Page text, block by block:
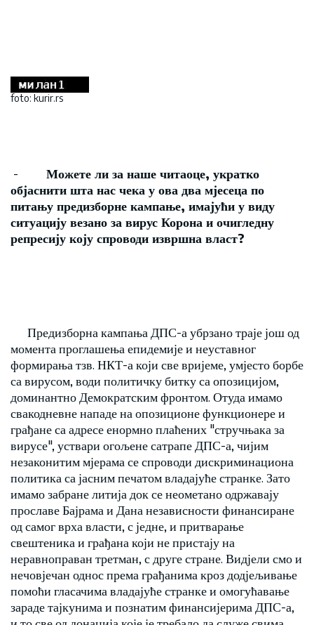
foto: kurir.rs
- Можете ли за наше читаоце, укратко
објаснити шта нас чека у ова два мјесеца по
питању предизборне кампање, имајући у виду
ситуацију везано за вирус Корона и очигледну
репресију коју спроводи извршна власт?
Предизборна кампања ДПС-а убрзано траје још од
момента проглашења епидемије и неуставног
формирања тзв. НКТ-а који све вријеме, умјесто борбе
са вирусом, води политичку битку са опозицијом,
доминантно Демократским фронтом. Отуда имамо
свакодневне нападе на опозиционе функционере и
грађане са адресе енормно плаћених "стручњака за
вирусе", уствари огољене сатрапе ДПС-а, чијим
незаконитим мјерама се спроводи дискриминациона
политика са јасним печатом владајуће странке. Зато
имамо забране литија док се неометано одржавају
прославе Бајрама и Дана независности финансиране
од самог врха власти, с једне, и притварање
свештеника и грађана који не пристају на
неравноправан третман, с друге стране. Видјели смо и
нечовјечан однос према грађанима кроз додјељивање
помоћи гласачима владајуће странке и омогућавање
зараде тајкунима и познатим финансијерима ДПС-а,